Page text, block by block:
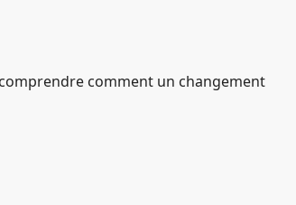
comment un changement